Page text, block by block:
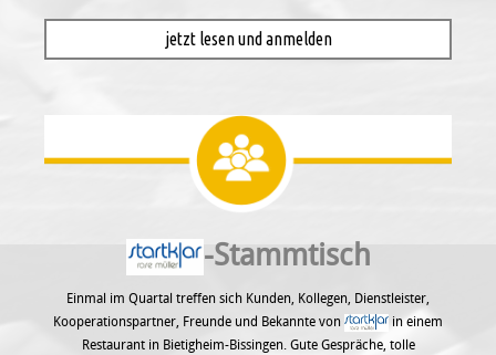
jetzt lesen und anmelden
-Stammtisch
Einmal im Quartal treffen sich Kunden, Kollegen, Dienstleister,
Kooperationspartner, Freunde und Bekannte von
in einem
Restaurant in Bietigheim-Bissingen. Gute Gespräche, tolle